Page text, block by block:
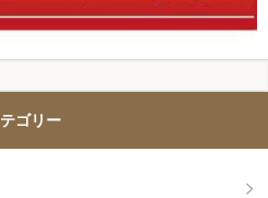
ゴリー